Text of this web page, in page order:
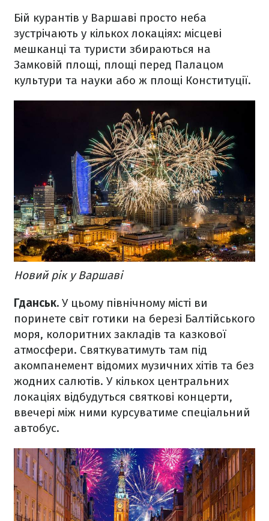
Бій курантів у Варшаві просто неба
зустрічають у кількох локаціях: місцеві
мешканці та туристи збираються на
Замковій площі, площі перед Палацом
культури та науки або ж площі Конституції.
Новий рік у Варшаві
Гданськ. У цьому північному місті ви
поринете світ готики на березі Балтійського
моря, колоритних закладів та казкової
атмосфери. Святкуватимуть там під
акомпанемент відомих музичних хітів та без
жодних салютів. У кількох центральних
локаціях відбудуться святкові концерти,
ввечері між ними курсуватиме спеціальний
автобус.